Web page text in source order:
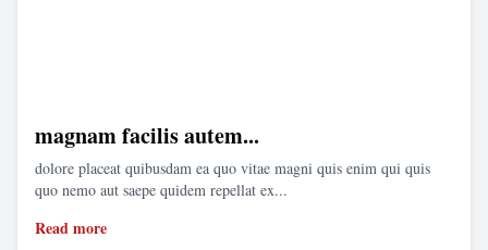
magnam facilis autem...
dolore placeat quibusdam ea quo vitae magni quis enim qui quis
quo nemo aut saepe quidem repellat ex...
Read more